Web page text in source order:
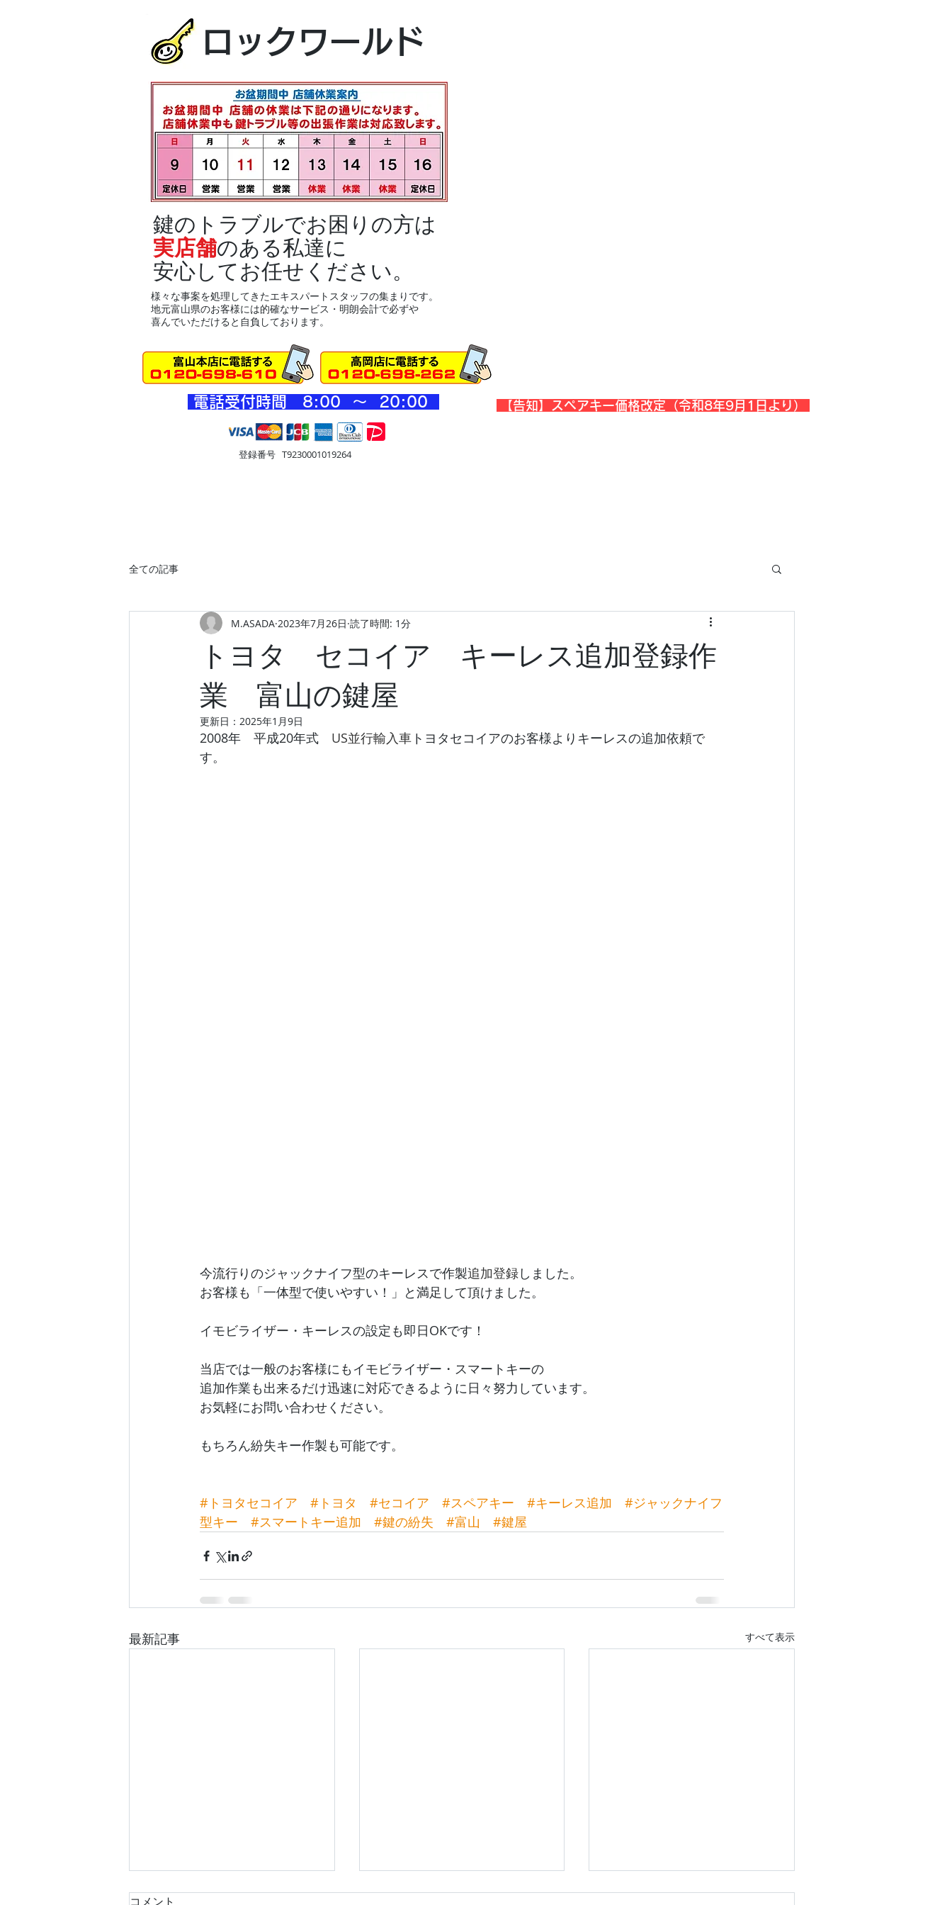
ロックワールド
鍵のトラブルでお困りの方は
実店舗のある私達に
安心してお任せください。
様々な事案を処理してきたエキスパートスタッフの集まりです。
地元富山県のお客様には的確なサービス・明朗会計で必ずや
喜んでいただけると自負しております。
​電話受付時間 8:00 ～ 20:00 ​【告知】スペアキー価格改定（令和8年9月1日より）
登録番号 T9230001019264
全ての記事
トヨタ セコイア キーレス追加登録作
業 富山の鍵屋
M.ASADA 2023年7月26日 読了時間: 1分
更新日： 2025年1月9日
2008年　平成20年式 US並行輸入車 トヨタセコイアのお客様よりキーレスの追加依頼で
す。
今流行りのジャックナイフ型のキーレスで作製追加登録しました。
お客様も「一体型で使いやすい！」と満足して頂けました。
イモビライザー・キーレスの設定も即日OKです！
当店では一般のお客様にもイモビライザー・スマートキーの
追加作業も出来るだけ迅速に対応できるように日々努力しています。
お気軽にお問い合わせください。
もちろん紛失キー作製も可能です。
#トヨタセコイア #トヨタ #セコイア #スペアキー #キーレス追加
#ジャックナイフ
型キー
#スマートキー追加 #鍵の紛失 #富山 #鍵屋
最新記事 すべて表示
コメント